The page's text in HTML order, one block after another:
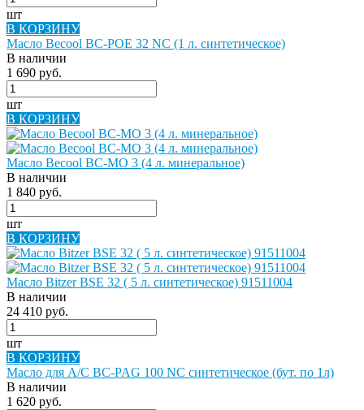
шт
В КОРЗИНУ
Масло Becool BC-POE 32 NC (1 л. синтетическое)
В наличии
1 690 руб.
шт
В КОРЗИНУ
Масло Becool BC-MO 3 (4 л. минеральное)
В наличии
1 840 руб.
шт
В КОРЗИНУ
Масло Bitzer BSE 32 ( 5 л. синтетическое) 91511004
В наличии
24 410 руб.
шт
В КОРЗИНУ
Масло для A/C BC-PAG 100 NC синтетическое (бут. по 1л)
В наличии
1 620 руб.